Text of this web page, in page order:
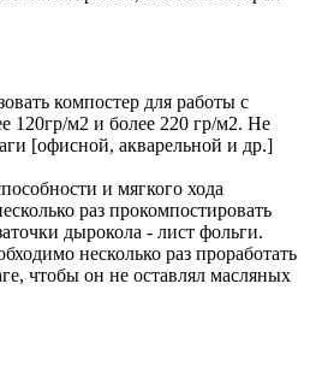
компостер для работы с
120гр/м2 и более 220 гр/м2. Не
[офисной, акварельной и др.]
и мягкого хода
раз прокомпостировать
дырокола - лист фольги.
несколько раз проработать
чтобы он не оставлял масляных